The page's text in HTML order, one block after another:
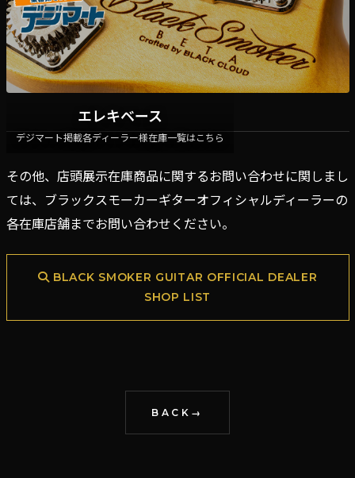
デジマート掲載各ディーラー様在庫一覧はこちら
エレキベース
デジマート掲載各ディーラー様在庫一覧はこちら
その他、店頭展示在庫商品に関するお問い合わせに関しまし
ては、ブラックスモーカーギターオフィシャルディーラーの
各在庫店舗までお問い合わせください。
BLACK SMOKER GUITAR OFFICIAL DEALER
SHOP LIST
BACK